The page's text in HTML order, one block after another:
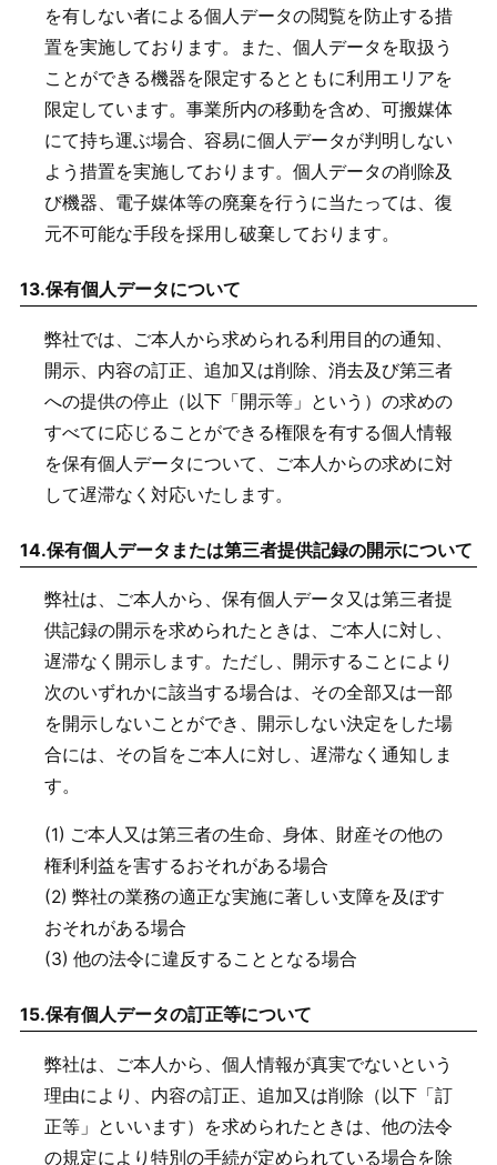
を有しない者による個人データの閲覧を防止する措
置を実施しております。また、個人データを取扱う
ことができる機器を限定するとともに利用エリアを
限定しています。事業所内の移動を含め、可搬媒体
にて持ち運ぶ場合、容易に個人データが判明しない
よう措置を実施しております。個人データの削除及
び機器、電子媒体等の廃棄を行うに当たっては、復
元不可能な手段を採用し破棄しております。
13.保有個人データについて
弊社では、ご本人から求められる利用目的の通知、
開示、内容の訂正、追加又は削除、消去及び第三者
への提供の停止（以下「開示等」という）の求めの
すべてに応じることができる権限を有する個人情報
を保有個人データについて、ご本人からの求めに対
して遅滞なく対応いたします。
14.保有個人データまたは第三者提供記録の開示について
弊社は、ご本人から、保有個人データ又は第三者提
供記録の開示を求められたときは、ご本人に対し、
遅滞なく開示します。ただし、開示することにより
次のいずれかに該当する場合は、その全部又は一部
を開示しないことができ、開示しない決定をした場
合には、その旨をご本人に対し、遅滞なく通知しま
す。
(1) ご本人又は第三者の生命、身体、財産その他の
権利利益を害するおそれがある場合
(2) 弊社の業務の適正な実施に著しい支障を及ぼす
おそれがある場合
(3) 他の法令に違反することとなる場合
15.保有個人データの訂正等について
弊社は、ご本人から、個人情報が真実でないという
理由により、内容の訂正、追加又は削除（以下「訂
正等」といいます）を求められたときは、他の法令
の規定により特別の手続が定められている場合を除